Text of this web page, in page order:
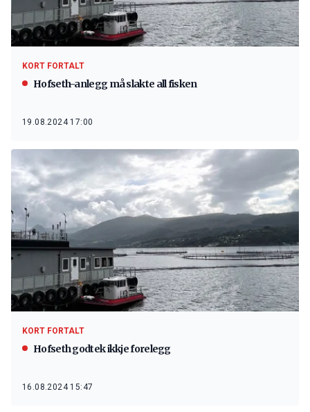
KORT FORTALT
Hofseth-anlegg må slakte all fisken
19.08.2024 17:00
KORT FORTALT
Hofseth godtek ikkje forelegg
16.08.2024 15:47